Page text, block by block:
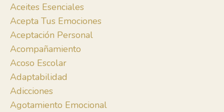
Aceites Esenciales
Acepta Tus Emociones
Aceptación Personal
Acompañamiento
Acoso Escolar
Adaptabilidad
Adicciones
Agotamiento Emocional